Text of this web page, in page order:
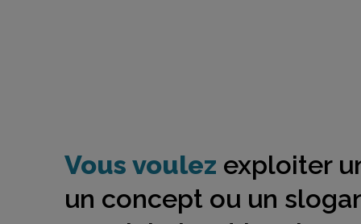
Vous voulez exploiter
un concept ou un